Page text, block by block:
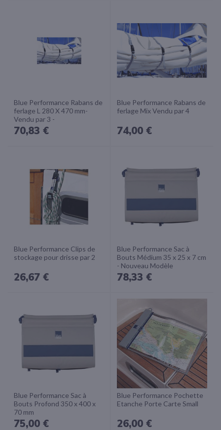
Blue Performance Rabans de
ferlage L 280 X 470 mm-
Vendu par 3 -
70,83 €
Blue Performance Rabans de
ferlage Mix Vendu par 4
74,00 €
Blue Performance Clips de
stockage pour drisse par 2
26,67 €
Blue Performance Sac à
Bouts Médium 35 x 25 x 7 cm
- Nouveau Modèle
78,33 €
Blue Performance Sac à
Bouts Profond 350 x 400 x
70 mm
75,00 €
Blue Performance Pochette
Etanche Porte Carte Small
26,00 €